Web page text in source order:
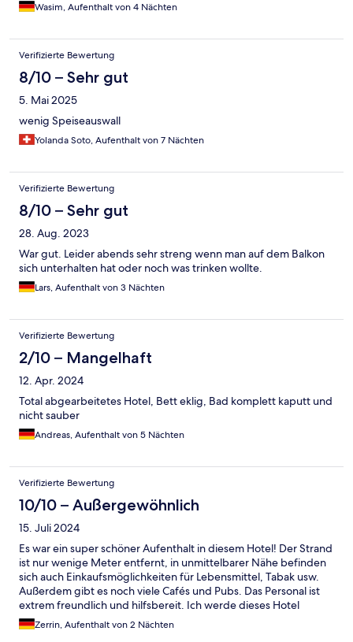
Wasim, Aufenthalt von 4 Nächten
Verifizierte Bewertung
8/10 – Sehr gut
5. Mai 2025
wenig Speiseauswall
Yolanda Soto, Aufenthalt von 7 Nächten
Verifizierte Bewertung
8/10 – Sehr gut
28. Aug. 2023
War gut. Leider abends sehr streng wenn man auf dem Balkon
sich unterhalten hat oder noch was trinken wollte.
Lars, Aufenthalt von 3 Nächten
Verifizierte Bewertung
2/10 – Mangelhaft
12. Apr. 2024
Total abgearbeitetes Hotel, Bett eklig, Bad komplett kaputt und
nicht sauber
Andreas, Aufenthalt von 5 Nächten
Verifizierte Bewertung
10/10 – Außergewöhnlich
15. Juli 2024
Es war ein super schöner Aufenthalt in diesem Hotel! Der Strand
ist nur wenige Meter entfernt, in unmittelbarer Nähe befinden
sich auch Einkaufsmöglichkeiten für Lebensmittel, Tabak usw.
Außerdem gibt es noch viele Cafés und Pubs. Das Personal ist
extrem freundlich und hilfsbereit. Ich werde dieses Hotel
definitiv wieder buchen, da es für das Preis-Leistungs-Verhältnis
unschlagbar ist. Die meisten Gäste waren im jungen Alter und
Zerrin, Aufenthalt von 2 Nächten